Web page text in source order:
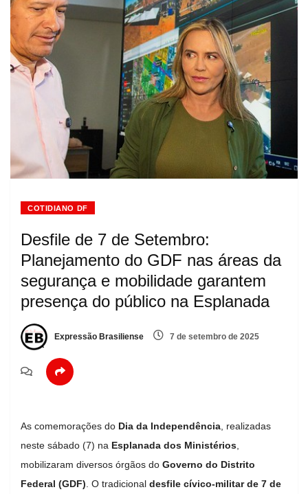
COTIDIANO DF
Desfile de 7 de Setembro:
Planejamento do GDF nas áreas da
segurança e mobilidade garantem
presença do público na Esplanada
Expressão Brasiliense 7 de setembro de 2025
As comemorações do Dia da Independência , realizadas
neste sábado (7) na Esplanada dos Ministérios
mobilizaram diversos órgãos do Governo do Distrito
Federal (GDF) . O tradicional desfile cívico-militar de 7 de